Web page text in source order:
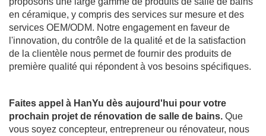
en céramique, y compris des services sur mesure et des
services OEM/ODM. Notre engagement en faveur de
l'innovation, du contrôle de la qualité et de la satisfaction
de la clientèle nous permet de fournir des produits de
première qualité qui répondent à vos besoins spécifiques.
Faites appel à HanYu dès aujourd'hui pour votre
prochain projet de rénovation de salle de bains. Que
vous soyez concepteur, entrepreneur ou rénovateur, nous